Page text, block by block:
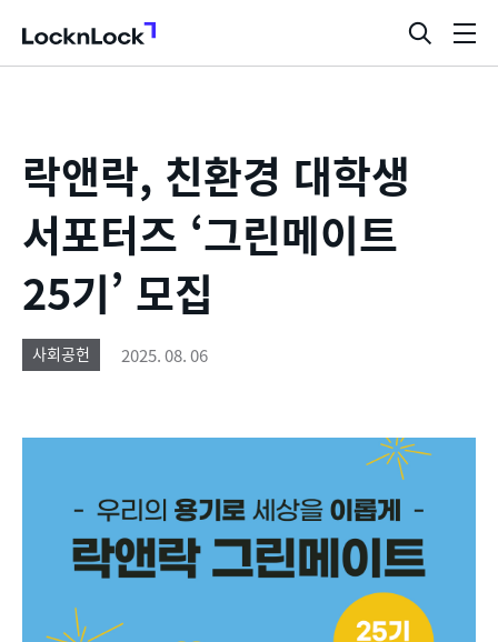
LocknLock
검
색
락앤락, 친환경 대학생
서포터즈 ‘그린메이트
25기’ 모집
사회공헌 2025. 08. 06